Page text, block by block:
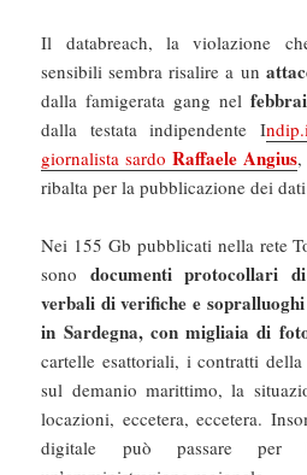
Il databreach, la violazione
sensibili sembra risalire a un
dalla famigerata gang nel
dalla testata indipendente I
giornalista sardoRaffaele Angius,
ribalta per la pubblicazione dei
Nei 155 Gb pubblicati nella rete
sono documenti protocollari
verbali di verifiche e
in Sardegna, con migliaia di
cartelle esattoriali, i contratti
sul demanio marittimo, la
locazioni, eccetera, eccetera.
digitale può passare